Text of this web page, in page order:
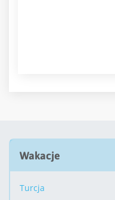
Wakacje
Turcja